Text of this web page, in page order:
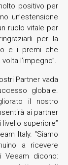
positivo per
un’estensione
ruolo vitale per
per la
e i premi che
l’impegno”.
Partner vada
globale.
il nostro
ai partner
superiore”
Italy. “Siamo
a ricevere
dicono: